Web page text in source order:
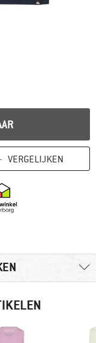
VERGELIJKEN
hier de
hier!